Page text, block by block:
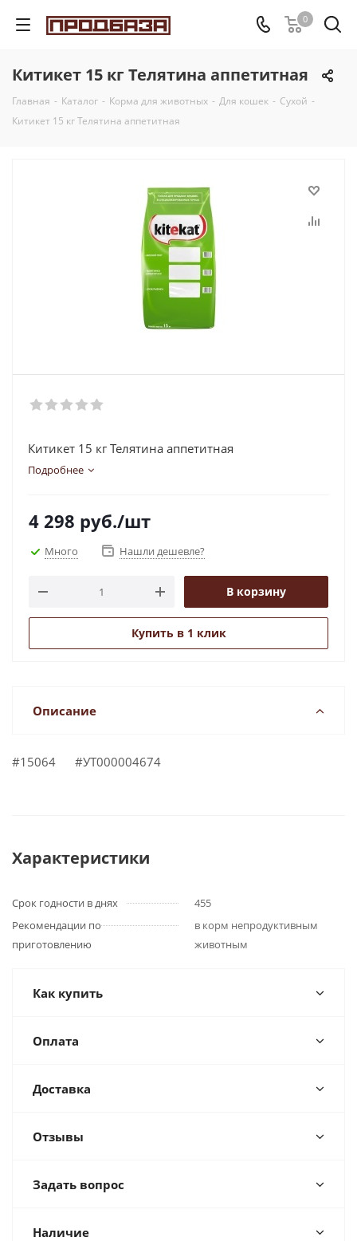
0
Китикет 15 кг Телятина аппетитная
Главная - Каталог - Корма для животных - Для кошек - Сухой -
Китикет 15 кг Телятина аппетитная
Китикет 15 кг Телятина аппетитная
Подробнее
4 298 руб./шт
Много Нашли дешевле?
В корзину
Купить в 1 клик
Описание
#15064 #УТ000004674
Характеристики
Срок годности в днях
455
Рекомендации по
приготовлению
в корм непродуктивным
животным
Как купить
Оплата
Доставка
Отзывы
Задать вопрос
Наличие